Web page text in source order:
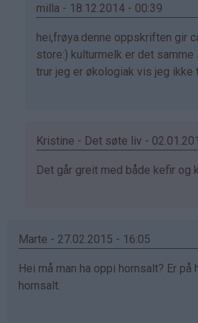
milla - 18.12.2014 - 00:39
Som
svar
på
bekreftet)
hei,frøya.denne oppskriften gir
store:) kulturmelk er det
trur jeg er økologiak vis jeg ikke
Kristine - Det søte liv -
Som
frøya
bekreftet)
Det går greit med både kefir og
Marte - 27.02.2015 - 16:05
Hei må man ha oppi hornsalt? Er på
hornsalt.